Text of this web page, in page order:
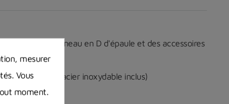
autour de l'anneau en D d'épaule et des accessoires
de boulons en acier inoxydable inclus)
mesurer
Vous
moment.